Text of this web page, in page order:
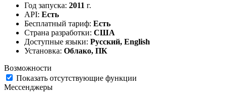
Год запуска: 2011 г.
API: Есть
Бесплатный тариф: Есть
Страна разработки: США
Доступные языки: Русский, English
Установка: Облако, ПК
Возможности
Показать отсутствующие функции
Мессенджеры